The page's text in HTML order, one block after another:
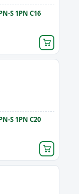
S 1PN C16
S 1PN C20